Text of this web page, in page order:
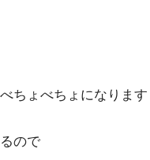
ちょべちょになります
ので